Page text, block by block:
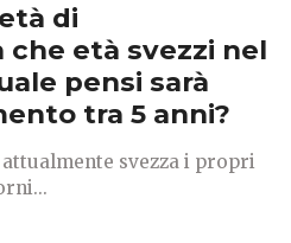
di
che età svezzi nel
pensi sarà
tra 5 anni?
svezza i propri